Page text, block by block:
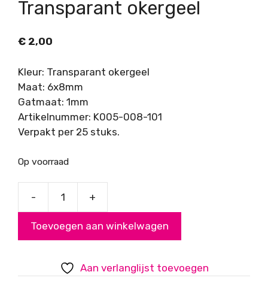
Transparant okergeel
€ 2,00
Kleur: Transparant okergeel
Maat: 6x8mm
Gatmaat: 1mm
Artikelnummer: K005-008-101
Verpakt per 25 stuks.
Op voorraad
-
6x8mm,
okergeel
aantal
+
Toevoegen aan winkelwagen
Aan verlanglijst toevoegen